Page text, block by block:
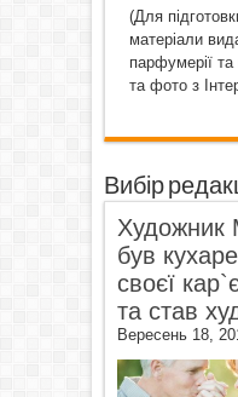
(Для
матеріали
парфумерії
та фото з
Вибір
Художник
був
своєї
та став
Вересень 18,